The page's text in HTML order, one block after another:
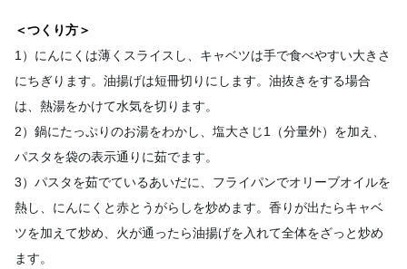
＜つくり方＞
1）にんにくは薄くスライスし、キャベツは手で食べやすい大きさ
にちぎります。油揚げは短冊切りにします。油抜きをする場合
は、熱湯をかけて水気を切ります。
2）鍋にたっぷりのお湯をわかし、塩大さじ1（分量外）を加え、
パスタを袋の表示通りに茹でます。
3）パスタを茹でているあいだに、フライパンでオリーブオイルを
熱し、にんにくと赤とうがらしを炒めます。香りが出たらキャベ
ツを加えて炒め、火が通ったら油揚げを入れて全体をざっと炒め
ます。